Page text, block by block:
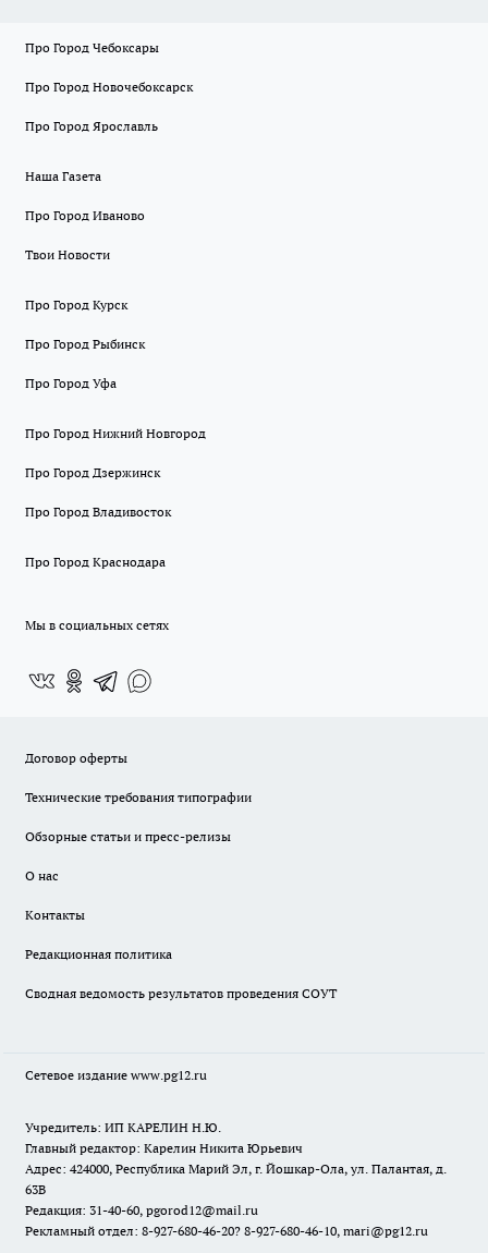
Про Город Чебоксары
Про Город Новочебоксарск
Про Город Ярославль
Наша Газета
Про Город Иваново
Твои Новости
Про Город Курск
Про Город Рыбинск
Про Город Уфа
Про Город Нижний Новгород
Про Город Дзержинск
Про Город Владивосток
Про Город Краснодара
Мы в социальных сетях
Договор оферты
Технические требования типографии
Обзорные статьи и пресс-релизы
О нас
Контакты
Редакционная политика
Сводная ведомость результатов проведения СОУТ
Сетевое издание www.pg12.ru
Учредитель: ИП КАРЕЛИН Н.Ю.
Главный редактор: Карелин Никита Юрьевич
Адрес: 424000, Республика Марий Эл, г. Йошкар-Ола, ул. Палантая, д.
63В
Редакция: 31-40-60, pgorod12@mail.ru
Рекламный отдел: 8-927-680-46-20? 8-927-680-46-10, mari@pg12.ru